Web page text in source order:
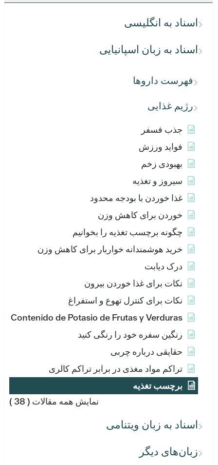
اسناد به انگلیسی
اسناد به زبان اسپانیایی
فهرست داروها
رژیم غذایی
جذب فسفر
فواید ورزش
بهبودی زخم
سیروز و تغذیه
غذا خوردن با بودجه محدود
خوردن برای کاهش وزن
چگونه برچسب تغذیه را بخوانیم
خرید هوشمندانه خواربار برای کاهش وزن
درک دیابت
نکات برای غذا خوردن بیرون
نکات برای کنترل تهوع و استفراغ
Contenido de Potasio de Frutas y Verduras
رنگین سفره خود را رنگی کنید
حقایقی درباره چربی
تراکم مواد مغذی در برابر تراکم کالری
برچسب تغذیه
نمایش همه مقالات ( 38 )
اسناد به زبان ویتنامی
زبان‌های دیگر